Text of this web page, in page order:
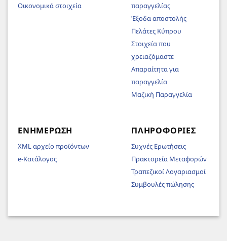
Οικονομικά στοιχεία
παραγγελίας
Έξοδα αποστολής
Πελάτες Κύπρου
Στοιχεία που
χρειαζόμαστε
Απαραίτητα για
παραγγελία
Μαζική Παραγγελία
ΕΝΗΜΈΡΩΣΗ
XML αρχείο προϊόντων
e-Κατάλογος
ΠΛΗΡΟΦΟΡΊΕΣ
Συχνές Ερωτήσεις
Πρακτορεία Μεταφορών
Τραπεζικοί Λογαριασμοί
Συμβουλές πώλησης